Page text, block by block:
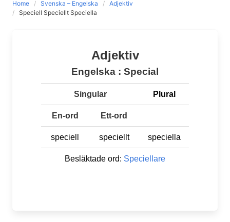
Home Svenska – Engelska
Adjektiv
Speciell Speciellt Speciella
Adjektiv
Engelska : Special
Singular Plural
En-ord Ett-ord
speciell speciellt speciella
Besläktade ord: Speciellare